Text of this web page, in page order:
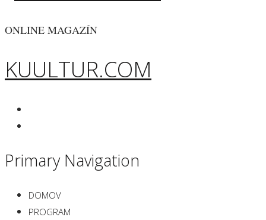
ONLINE MAGAZÍN
KUULTUR.COM
Primary Navigation
DOMOV
PROGRAM